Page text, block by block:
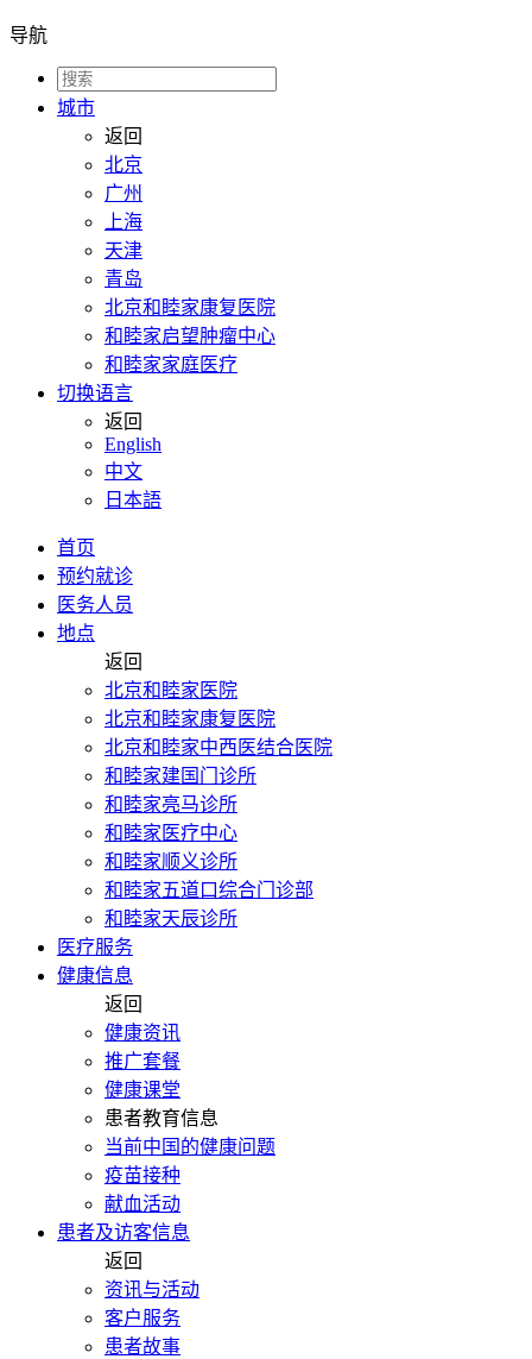
导航
城市
返回
北京
广州
上海
天津
青岛
北京和睦家康复医院
和睦家启望肿瘤中心
和睦家家庭医疗
切换语言
返回
English
中文
日本語
首页
预约就诊
医务人员
地点
返回
北京和睦家医院
北京和睦家康复医院
北京和睦家中西医结合医院
和睦家建国门诊所
和睦家亮马诊所
和睦家医疗中心
和睦家顺义诊所
和睦家五道口综合门诊部
和睦家天辰诊所
医疗服务
健康信息
返回
健康资讯
推广套餐
健康课堂
患者教育信息
当前中国的健康问题
疫苗接种
献血活动
患者及访客信息
返回
资讯与活动
客户服务
患者故事